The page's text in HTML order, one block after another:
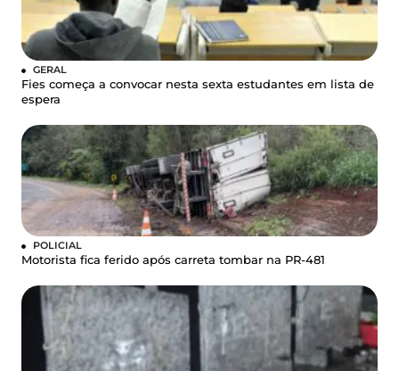
GERAL
Fies começa a convocar nesta sexta estudantes em lista de
espera
POLICIAL
Motorista fica ferido após carreta tombar na PR-481